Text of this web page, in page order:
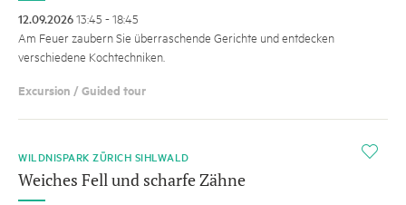
12.09.202613:45 - 18:45
Am Feuer zaubern Sie überraschende Gerichte und entdecken
verschiedene Kochtechniken.
Excursion / Guided tour
i
WILDNISPARK ZÜRICH SIHLWALD
Weiches Fell und scharfe Zähne